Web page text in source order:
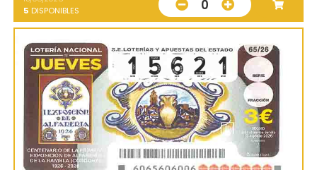
5 DISPONIBLES 0